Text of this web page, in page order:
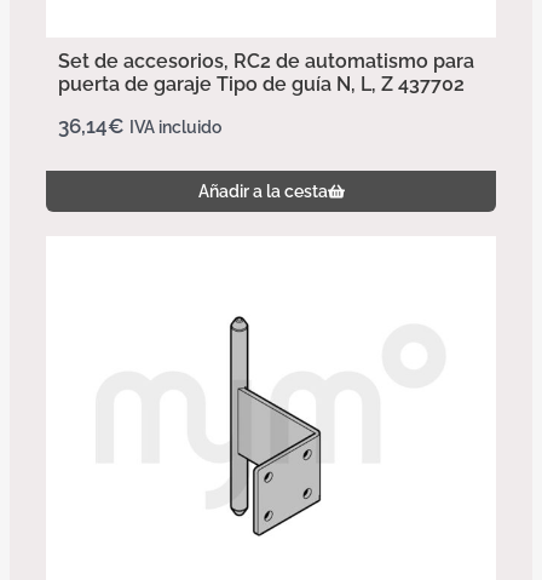
Set de accesorios, RC2 de automatismo para
puerta de garaje Tipo de guía N, L, Z 437702
36,14€ IVA incluido
Añadir a la cesta